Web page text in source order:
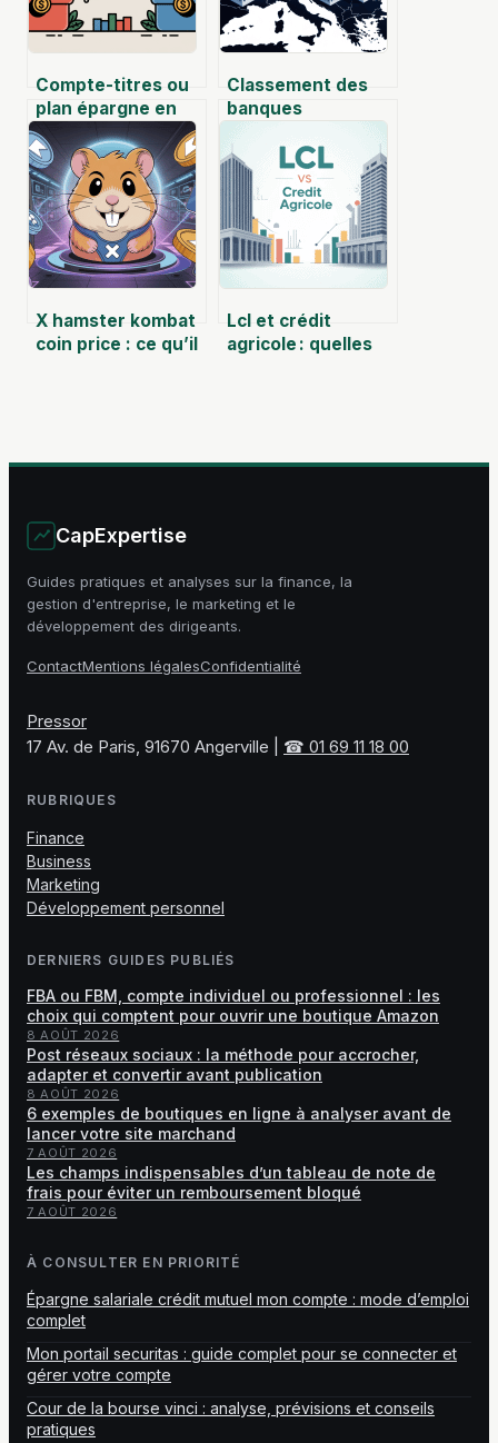
Compte-titres ou
plan épargne en
actions : que
choisir pour
investir en bourse
?
Classement des
banques
comprendre les
leaders et les
enjeux en 2025
X hamster kombat
coin price : ce qu’il
Lcl et crédit
agricole : quelles
CapExpertise
Guides pratiques et analyses sur la finance, la
gestion d'entreprise, le marketing et le
développement des dirigeants.
ContactMentions légalesConfidentialité
Pressor
17 Av. de Paris, 91670 Angerville
☎ 01 69 11 18 00
RUBRIQUES
Finance
Business
Marketing
Développement personnel
DERNIERS GUIDES PUBLIÉS
FBA ou FBM, compte individuel ou professionnel : les
choix qui comptent pour ouvrir une boutique Amazon
8 AOÛT 2026
Post réseaux sociaux : la méthode pour accrocher,
adapter et convertir avant publication
8 AOÛT 2026
6 exemples de boutiques en ligne à analyser avant de
lancer votre site marchand
7 AOÛT 2026
Les champs indispensables d’un tableau de note de
frais pour éviter un remboursement bloqué
7 AOÛT 2026
À CONSULTER EN PRIORITÉ
Épargne salariale crédit mutuel mon compte : mode d’emploi
complet
Mon portail securitas : guide complet pour se connecter et
gérer votre compte
Cour de la bourse vinci : analyse, prévisions et conseils
pratiques